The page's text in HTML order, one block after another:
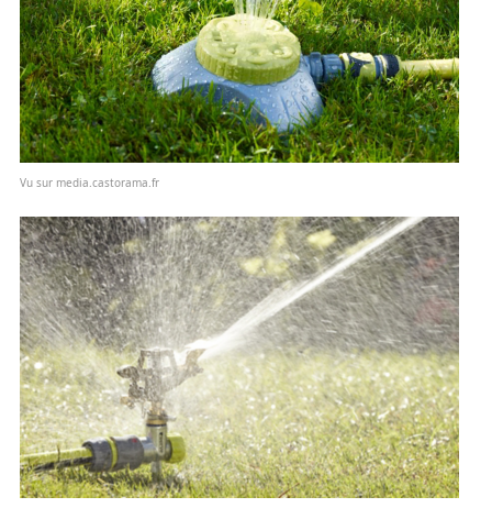
Vu sur media.castorama.fr